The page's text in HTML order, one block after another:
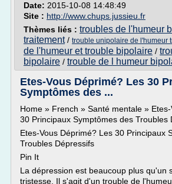
Date: 2015-10-08 14:48:49
Site : http://www.chups.jussieu.fr
Thèmes liés : troubles de l'humeur
traitement/ trouble unipolaire de l'humeur
de l'humeur et trouble bipolaire /
bipolaire / trouble de l humeur
Etes-Vous Déprimé? Les 30
Symptômes des ...
Home » French » Santé mentale »
30 Principaux Symptômes des Troubles
Etes-Vous Déprimé? Les 30 Principaux
Troubles Dépressifs
Pin It
La dépression est beaucoup plus qu'un
tristesse. Il s'agit d'un trouble de